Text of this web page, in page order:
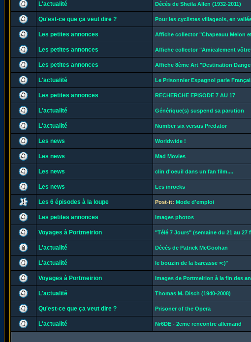
L'actualité Décès de Sheila Allen (1932-2011)
Qu'est-ce que ça veut dire ? Pour les cyclistes villageois, en
Les petites annonces Affiche collector "Chapeauu Melon
Les petites annonces Affiche collector "Amicalement
Les petites annonces Affiche 8ème Art "Destination
L'actualité Le Prisonnier Espagnol parle
Les petites annonces RECHERCHE EPISODE 7 AU 17
L'actualité Générique(s) suspend sa parution
L'actualité Number six versus Predator
Les news Worldwide !
Les news Mad Movies
Les news clin d'oeuil dans un fan film....
Les news Les inrocks
Les 6 épisodes à la loupe Post-it: Mode d'emploi
Les petites annonces images photos
Voyages à Portmeirion "Télé 7 Jours" (semaine du 21 au 27
L'actualité Décès de Patrick McGoohan
L'actualité le bouzin de la barcasse >:)°
Voyages à Portmeirion Images de Portmeirion à la fin des
L'actualité Thomas M. Disch (1940-2008)
Qu'est-ce que ça veut dire ? Prisoner of the Opera
L'actualité Nr6DE - 2eme rencontre allemand